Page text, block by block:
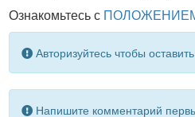
Ознакомьтесь с
Авторизуйтесь чтобы
Напишите комментарий